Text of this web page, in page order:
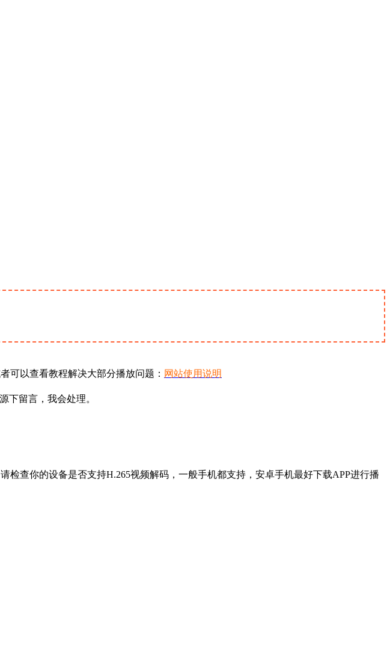
可以查看教程解决大部分播放问题： 网站使用说明
下留言，我会处理。
查你的设备是否支持H.265视频解码，一般手机都支持，安卓手机最好下载APP进行播